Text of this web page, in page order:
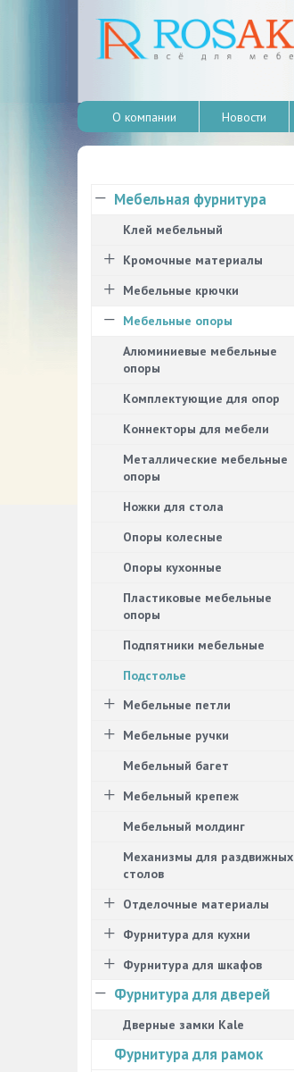
О компании Новости
Мебельная фурнитура
Клей мебельный
Кромочные материалы
Мебельные крючки
Мебельные опоры
Алюминиевые мебельные
опоры
Комплектующие для опор
Коннекторы для мебели
Металлические мебельные
опоры
Ножки для стола
Опоры колесные
Опоры кухонные
Пластиковые мебельные
опоры
Подпятники мебельные
Подстолье
Мебельные петли
Мебельные ручки
Мебельный багет
Мебельный крепеж
Мебельный молдинг
Механизмы для раздвижных
столов
Отделочные материалы
Фурнитура для кухни
Фурнитура для шкафов
Фурнитура для дверей
Дверные замки Kale
Фурнитура для рамок